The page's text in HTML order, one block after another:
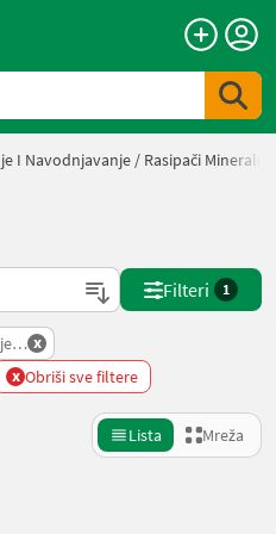
I Navodnjavanje / Rasipači
Filteri 1
I Navodnjavanje
x
x Obriši sve filtere
Lista Mreža